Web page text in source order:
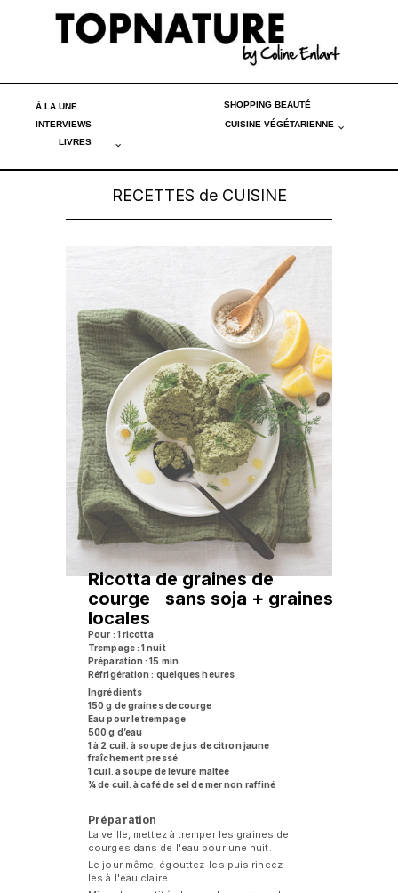
À LA UNE SHOPPING BEAUTÉ
INTERVIEWS
CUISINE VÉGÉTARIENNE
LIVRES
RECETTES de CUISINE
Ricotta de graines de
courge sans soja + graines
locales
Pour : 1 ricotta
Trempage : 1 nuit
Préparation : 15 min
Réfrigération : quelques heures
Ingrédients
150 g de graines de courge
Eau pour le trempage
500 g d’eau
1 à 2 cuil. à soupe de jus de citron jaune
fraîchement pressé
1 cuil. à soupe de levure maltée
¼ de cuil. à café de sel de mer non raffiné
Préparation
La veille, mettez à tremper les graines de
courges dans de l'eau pour une nuit.
Le jour même, égouttez-les puis rincez-
les à l'eau claire.